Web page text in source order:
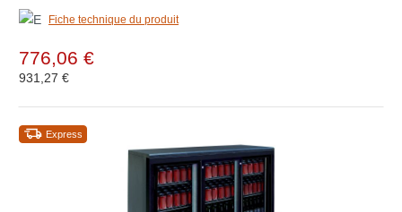
Fiche technique du produit
776,06 €
931,27 €
Express